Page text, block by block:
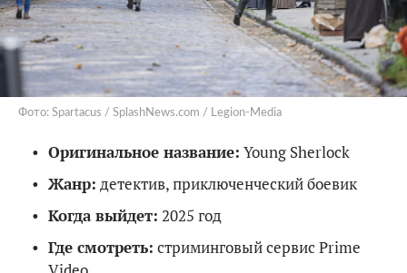
Фото: Spartacus / SplashNews.com / Legion-Media
Оригинальное название: Young Sherlock
Жанр: детектив, приключенческий боевик
Когда выйдет: 2025 год
Где смотреть: стриминговый сервис Prime